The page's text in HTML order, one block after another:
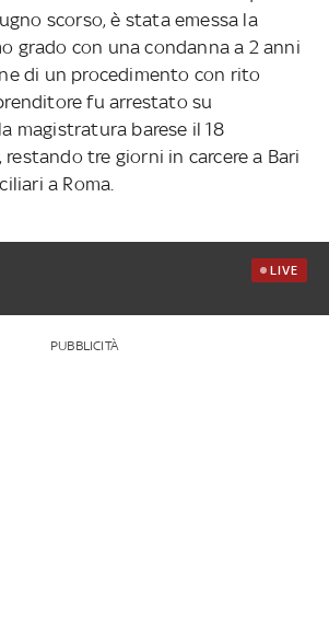
scorso, è stata emessa la
grado con una condanna a 2 anni
di un procedimento con rito
fu arrestato su
magistratura barese il 18
tre giorni in carcere a Bari
a Roma.
LIVE
PUBBLICITÀ